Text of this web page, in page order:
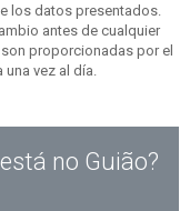
los datos presentados.
antes de cualquier
proporcionadas por el
una vez al día.
no Guião?